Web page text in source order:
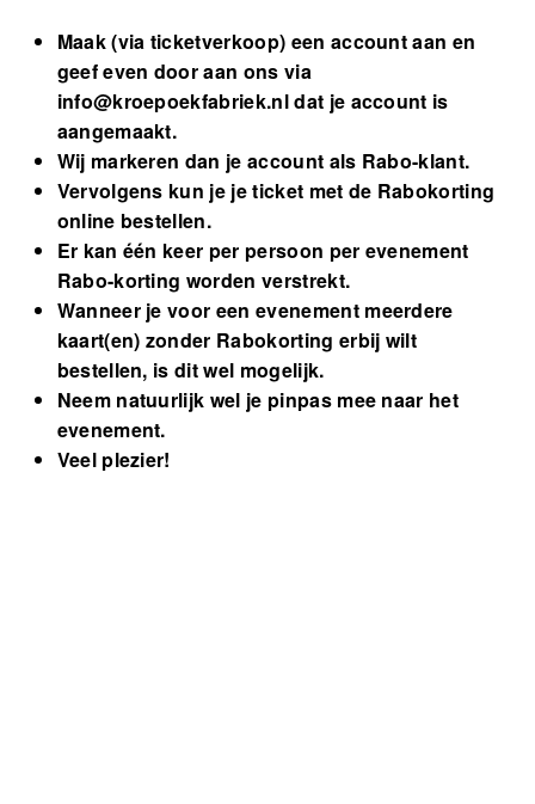
Maak (via ticketverkoop) een account aan en
geef even door aan ons via
info@kroepoekfabriek.nldat je account is
aangemaakt.
Wij markeren dan je account als Rabo-klant.
Vervolgens kun je je ticket met de Rabokorting
online bestellen.
Er kan één keer per persoon per evenement
Rabo-korting worden verstrekt.
Wanneer je voor een evenement meerdere
kaart(en) zonder Rabokorting erbij wilt
bestellen, is dit wel mogelijk.
Neem natuurlijk wel je pinpas mee naar het
evenement.
Veel plezier!